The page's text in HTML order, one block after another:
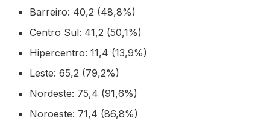
Barreiro: 40,2 (48,8%)
Centro Sul: 41,2 (50,1%)
Hipercentro: 11,4 (13,9%)
Leste: 65,2 (79,2%)
Nordeste: 75,4 (91,6%)
Noroeste: 71,4 (86,8%)